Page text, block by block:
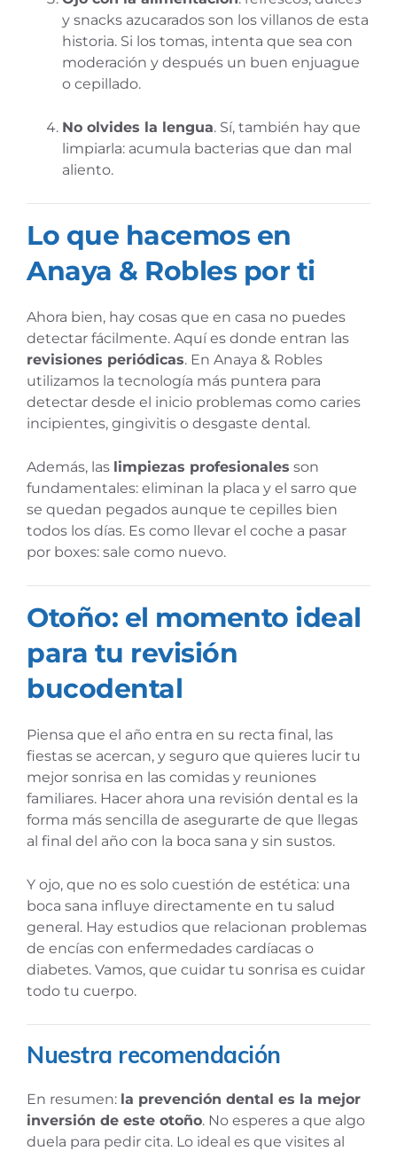
y snacks azucarados son los villanos de esta
historia. Si los tomas, intenta que sea con
moderación y después un buen enjuague
o cepillado.
No olvides la lengua. Sí, también hay que
limpiarla: acumula bacterias que dan mal
aliento.
Lo que hacemos en
Anaya & Robles por ti
Ahora bien, hay cosas que en casa no puedes
detectar fácilmente. Aquí es donde entran las
revisiones periódicas. En Anaya & Robles
utilizamos la tecnología más puntera para
detectar desde el inicio problemas como caries
incipientes, gingivitis o desgaste dental.
Además, las limpiezas profesionales son
fundamentales: eliminan la placa y el sarro que
se quedan pegados aunque te cepilles bien
todos los días. Es como llevar el coche a pasar
por boxes: sale como nuevo.
Otoño: el momento ideal
para tu revisión
bucodental
Piensa que el año entra en su recta final, las
fiestas se acercan, y seguro que quieres lucir tu
mejor sonrisa en las comidas y reuniones
familiares. Hacer ahora una revisión dental es la
forma más sencilla de asegurarte de que llegas
al final del año con la boca sana y sin sustos.
Y ojo, que no es solo cuestión de estética: una
boca sana influye directamente en tu salud
general. Hay estudios que relacionan problemas
de encías con enfermedades cardíacas o
diabetes. Vamos, que cuidar tu sonrisa es cuidar
todo tu cuerpo.
Nuestra recomendación
En resumen: la prevención dental es la mejor
inversión de este otoño. No esperes a que algo
duela para pedir cita. Lo ideal es que visites al